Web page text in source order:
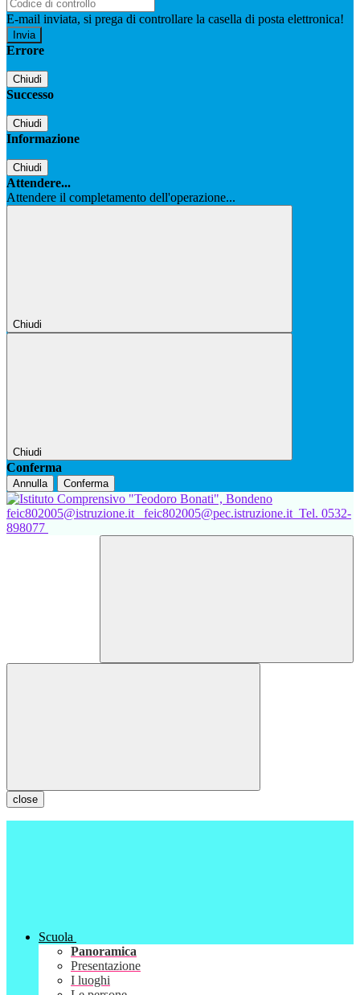
E-mail inviata, si prega di controllare la casella di posta elettronica!
Errore
Chiudi
Successo
Chiudi
Informazione
Chiudi
Attendere...
Attendere il completamento dell'operazione...
Chiudi
Chiudi
Conferma
Annulla Conferma
feic802005@istruzione.it feic802005@pec.istruzione.it Tel. 0532-
898077
close
Scuola
Panoramica
Presentazione
I luoghi